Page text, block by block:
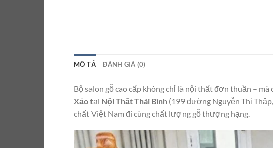
MÔ TẢ ĐÁNH GIÁ (0)
Bộ salon gỗ cao cấp không chỉ là nội thất đơn thuần –
Xảotại Nội Thất Thái Bình (199 đường Nguyễn Thị
chất Việt Nam đi cùng chất lượng gỗ thượng hạng.